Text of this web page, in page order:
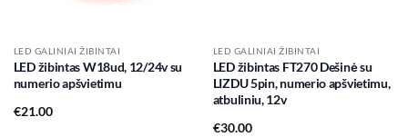
LED GALINIAI ŽIBINTAI
LED žibintas W18ud, 12/24v su
numerio apšvietimu
€21.00
LED GALINIAI ŽIBINTAI
LED žibintas FT270 Dešinė su
LIZDU 5pin, numerio apšvietimu,
atbuliniu, 12v
€30.00